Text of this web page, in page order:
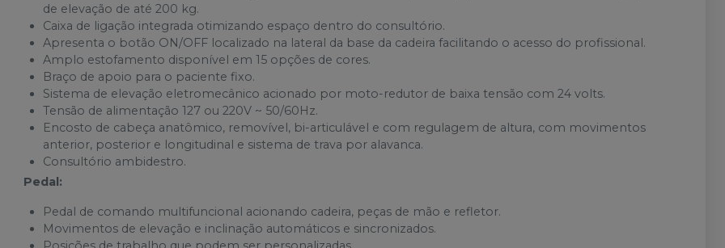
de elevação de até 200 kg.
Caixa de ligação integrada otimizando espaço dentro do consultório.
Apresenta o botão ON/OFF localizado na lateral da base da cadeira facilitando o acesso do profissional.
Amplo estofamento disponível em 15 opções de cores.
Braço de apoio para o paciente fixo.
Sistema de elevação eletromecânico acionado por moto-redutor de baixa tensão com 24 volts.
Tensão de alimentação 127 ou 220V ~ 50/60Hz.
Encosto de cabeça anatômico, removível, bi-articulável e com regulagem de altura, com movimentos
anterior, posterior e longitudinal e sistema de trava por alavanca.
Consultório ambidestro.
Pedal:
Pedal de comando multifuncional acionando cadeira, peças de mão e refletor.
Movimentos de elevação e inclinação automáticos e sincronizados.